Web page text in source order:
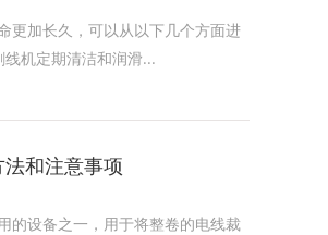
更加长久，可以从以下几个方面进
机定期清洁和润滑...
和注意事项
的设备之一，用于将整卷的电线裁